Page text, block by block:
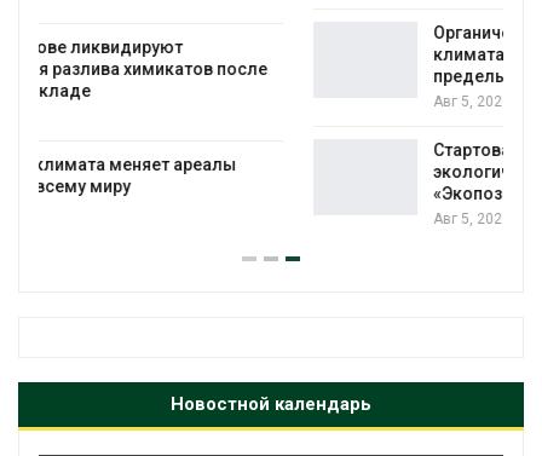
Органические яйца оказались «хуже для
климата»: исследование показало
пределы экологических расчётов
экологическую премию
Новостной календарь